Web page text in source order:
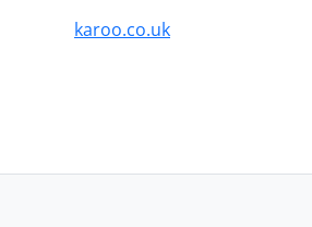
karoo.co.uk